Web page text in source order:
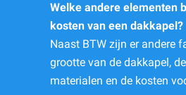
Welke andere elementen
kosten van een dakkapel?
Naast BTW zijn er andere
grootte van de dakkapel,
materialen en de kosten